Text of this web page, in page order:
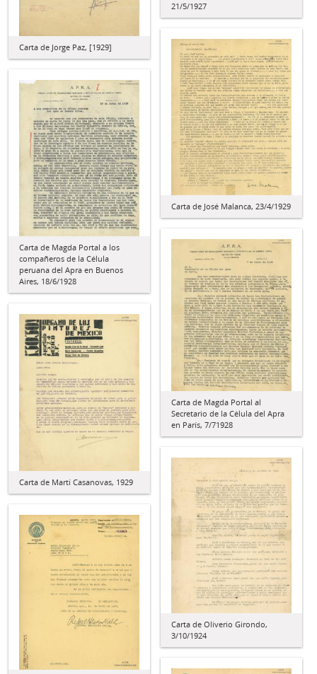
21/5/1927
Carta de Jorge Paz, [1929]
Carta de José Malanca, 23/4/1929
Carta de Magda Portal a los
compañeros de la Célula
peruana del Apra en Buenos
Aires, 18/6/1928
Carta de Magda Portal al
Secretario de la Célula del Apra
en París, 7/71928
Carta de Martí Casanovas, 1929
Carta de Oliverio Girondo,
3/10/1924